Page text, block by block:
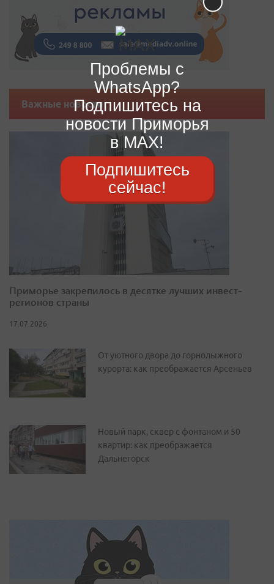
Важные новости
Приморье закрепилось в десятке лучших инвест-
регионов страны
17.07.2026
От уютного двора до горнолыжного
курорта: как преображается Арсеньев
Новый парк, сквер с фонтаном и 50
квартир: как преображается
Дальнегорск
Проблемы с
WhatsApp?
Подпишитесь на
новости Приморья
в MAX!
Подпишитесь
сейчас!